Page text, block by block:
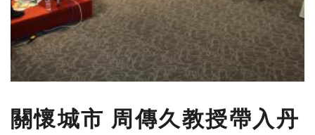
關懷城市 周傳久教授帶入丹